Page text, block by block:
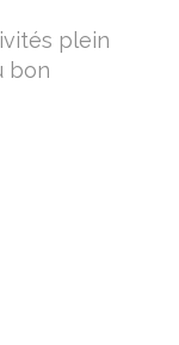
plein
bon